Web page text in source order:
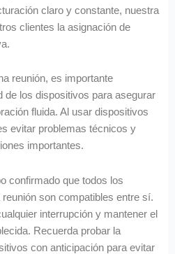
claro y constante, nuestra
clientes la asignación de
reunión, es importante
de los dispositivos para asegurar
fluida. Al usar dispositivos
evitar problemas técnicos y
importantes.
confirmado que todos los
son compatibles entre sí.
interrupción y mantener el
Recuerda probar la
con anticipación para evitar